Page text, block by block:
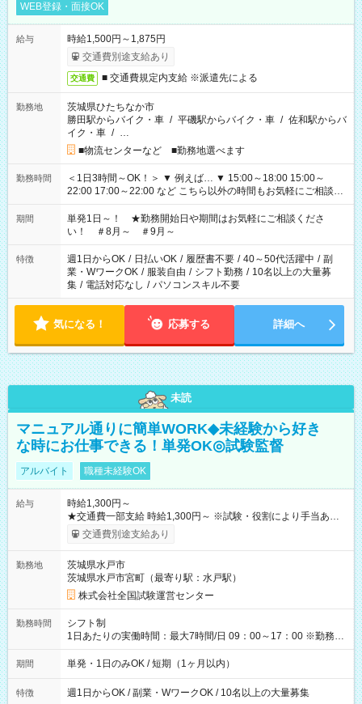
WEB登録・面接OK
給与
時給1,500円～1,875円
交通費別途支給あり
交通費 ■ 交通費規定内支給 ※派遣先による
勤務地
茨城県ひたちなか市
勝田駅からバイク・車 / 平磯駅からバイク・車 / 佐和駅からバ
イク・車 / …
■物流センターなど ■勤務地選べます
勤務時間
＜1日3時間～OK！＞ ▼ 例えば… ▼ 15:00～18:00 15:00～
22:00 17:00～22:00 など こちら以外の時間もお気軽にご相談く
ださい！
期間
単発1日～！ ★勤務開始日や期間はお気軽にご相談くださ
い！ ＃8月～ ＃9月～
特徴 週1日からOK / 日払いOK / 履歴書不要 / 40～50代活躍中 / 副
業・WワークOK / 服装自由 / シフト勤務 / 10名以上の大量募
集 / 電話対応なし / パソコンスキル不要
気になる！ 応募する 詳細へ
未読
マニュアル通りに簡単WORK◆未経験から好き
な時にお仕事できる！単発OK◎試験監督
アルバイト 職種未経験OK
給与
時給1,300円～
★交通費一部支給 時給1,300円～ ※試験・役割により手当あり
※勤務回数により昇給あり 【即給（前払い）オプションあ
り！】 希望される場合、勤務から1週間ほどで給与の一部を受け
例】 ・河合塾模擬試験 8:30～17:30（休憩1時間） 時給1,300円
×8時間＝日収10,400円＋交通費 ※当日の役割により時給＋100
円の場合あり ・国家試験 7:00～13:30（休憩なし） 時給1,300
円（役割手当＋100円）×6時間＝日収8,400円＋交通費 【試用期
間】試用期間なし
交通費別途支給あり
勤務地
茨城県水戸市
茨城県水戸市宮町（最寄り駅：水戸駅）
株式会社全国試験運営センター
勤務時間
シフト制
1日あたりの実働時間：最大7時間/日 09：00～17：00 ※勤務時
間は 試験により異なります。
期間 単発・1日のみOK / 短期（1ヶ月以内）
特徴 週1日からOK / 副業・WワークOK / 10名以上の大量募集